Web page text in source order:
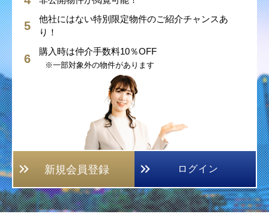
他社にはない特別限定物件のご紹介チャンスあ
り！
購入時は仲介手数料10％OFF
※一部対象外の物件があります
新規会員登録 ログイン